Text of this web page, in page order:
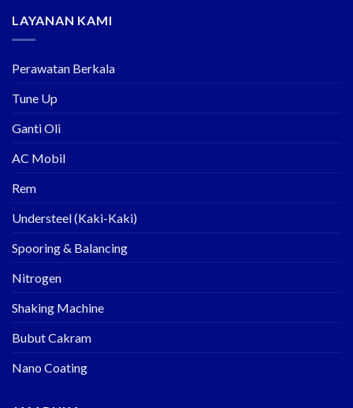
LAYANAN KAMI
Perawatan Berkala
Tune Up
Ganti Oli
AC Mobil
Rem
Understeel (Kaki-Kaki)
Spooring & Balancing
Nitrogen
Shaking Machine
Bubut Cakram
Nano Coating